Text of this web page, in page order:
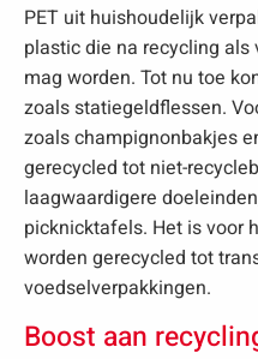
PET uit huishoudelijk
plastic die na recycling
mag worden. Tot nu toe
zoals statiegeldflessen.
zoals champignonbakjes
gerecycled tot niet-
laagwaardigere
picknicktafels. Het is voor
worden gerecycled tot
voedselverpakkingen.
Boost aan